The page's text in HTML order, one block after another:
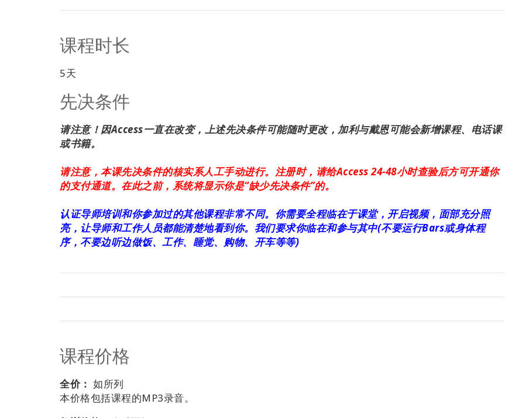
课程时长
5天
先决条件
请注意！因Access一直在改变，上述先决条件可能随时更改，加利与戴恩可能会新增课程、电话课
或书籍。
请注意，本课先决条件的核实系人工手动进行。注册时，请给Access 24-48小时查验后方可开通你
的支付通道。在此之前，系统将显示你是“缺少先决条件”的。
认证导师培训和你参加过的其他课程非常不同。你需要全程临在于课堂，开启视频，面部充分照
亮，让导师和工作人员都能清楚地看到你。我们要求你临在和参与其中(不要运行Bars或身体程
序，不要边听边做饭、工作、睡觉、购物、开车等等)
课程价格
全价： 如所列
本价格包括课程的MP3录音。